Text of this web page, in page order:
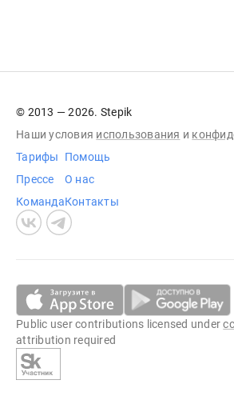
© 2013 — 2026. Stepik
Наши условия использования и
Тарифы
Прессе
Команда
Помощь
О нас
Контакты
Public user contributions licensed under
attribution required